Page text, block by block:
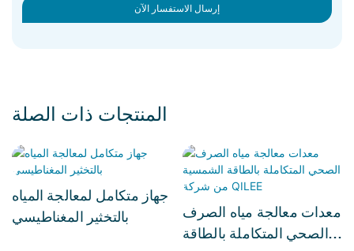
إرسال الاستفسار الآن
المنتجات ذات الصلة
جهاز متكامل لمعالجة المياه
بالتخثير المغناطيسي
معدات معالجة مياه الصرف
الصحي المتكاملة بالطاقة